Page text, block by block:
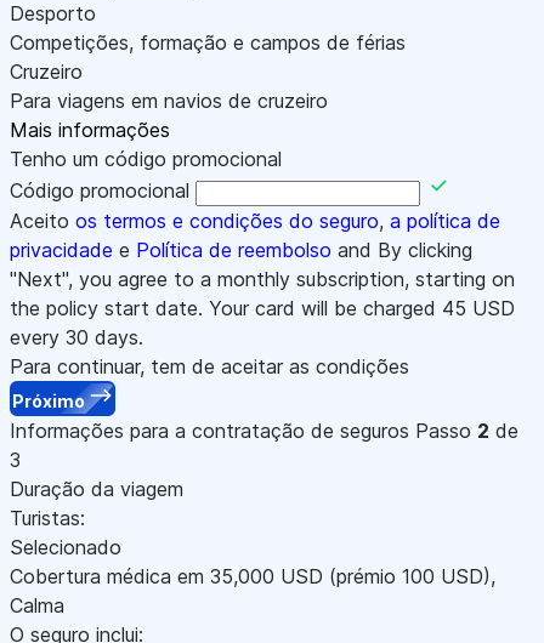
Desporto
Competições, formação e campos de férias
Cruzeiro
Para viagens em navios de cruzeiro
Mais informações
Tenho um código promocional
Código promocional
Aceito os termos e condições do seguro, a política de
privacidade e Política de reembolso and By clicking
"Next", you agree to a monthly subscription, starting on
the policy start date. Your card will be charged 45 USD
every 30 days.
Para continuar, tem de aceitar as condições
Próximo
Informações para a contratação de seguros Passo 2 de
3
Duração da viagem
Turistas:
Selecionado
Cobertura médica em 35,000 USD (prémio 100 USD),
Calma
O seguro inclui: